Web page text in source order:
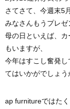
さてさて、今週末5
みなさんもうプレ
母の日といえば、
もいますが、
今年はすこし奮発
てはいかがでしょう
ap furnitureではた